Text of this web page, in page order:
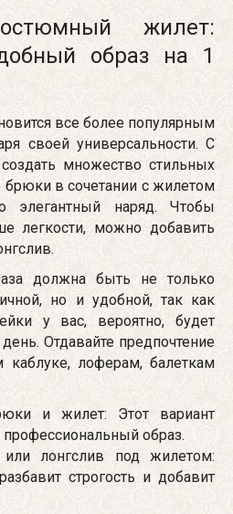
жилет:
образ на 1
все более популярным
своей универсальности. С
множество стильных
брюки в сочетании с жилетом
элегантный наряд. Чтобы
легкости, можно добавить
должна быть не только
но и удобной, так как
у вас, вероятно, будет
Отдавайте предпочтение
лоферам, балеткам
и жилет: Этот вариант
профессиональный образ.
или лонгслив под жилетом:
строгость и добавит